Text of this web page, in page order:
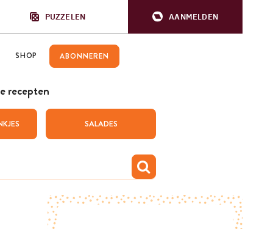
PUZZELEN AANMELDEN
SHOP ABONNEREN
recepten
SALADES